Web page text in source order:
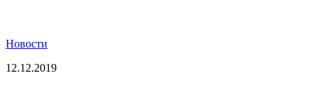
Новости
12.12.2019